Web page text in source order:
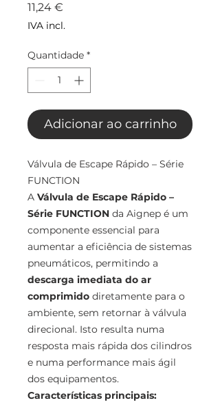
11,24 €
IVA incl.
Quantidade *
Adicionar ao carrinho
Válvula de Escape Rápido – Série
FUNCTION
A Válvula de Escape Rápido –
Série FUNCTION da Aignep é um
componente essencial para
aumentar a eficiência de sistemas
pneumáticos, permitindo a
descarga imediata do ar
comprimido diretamente para o
ambiente, sem retornar à válvula
direcional. Isto resulta numa
resposta mais rápida dos cilindros
e numa performance mais ágil
dos equipamentos.
Características principais: